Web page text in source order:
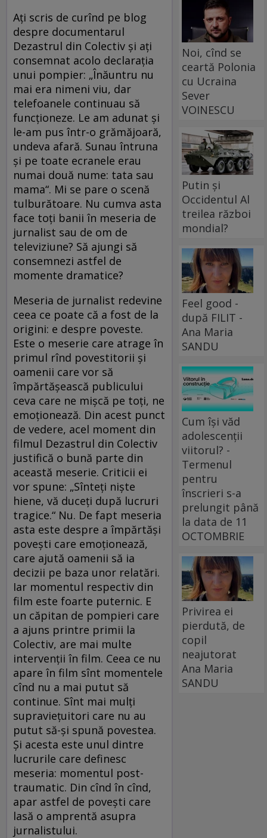
Ați scris de curînd pe blog
despre documentarul
Dezastrul din Colectiv și ați
consemnat acolo declarația
unui pompier: „Înăuntru nu
mai era nimeni viu, dar
telefoanele continuau să
funcţioneze. Le am adunat şi
le-am pus într-o grămăjoară,
undeva afară. Sunau întruna
şi pe toate ecranele erau
numai două nume: tata sau
mama“. Mi se pare o scenă
tulburătoare. Nu cumva asta
face toți banii în meseria de
jurnalist sau de om de
televiziune? Să ajungi să
consemnezi astfel de
momente dramatice?
Meseria de jurnalist redevine
ceea ce poate că a fost de la
origini: e despre poveste.
Este o meserie care atrage în
primul rînd povestitorii și
oamenii care vor să
împărtășească publicului
ceva care ne mișcă pe toți, ne
emoționează. Din acest punct
de vedere, acel moment din
filmul Dezastrul din Colectiv
justifică o bună parte din
această meserie. Criticii ei
vor spune: „Sînteți niște
hiene, vă duceți după lucruri
tragice.“ Nu. De fapt meseria
asta este despre a împărtăși
povești care emoționează,
care ajută oamenii să ia
decizii pe baza unor relatări.
Iar momentul respectiv din
film este foarte puternic. E
un căpitan de pompieri care
a ajuns printre primii la
Colectiv, are mai multe
intervenții în film. Ceea ce nu
apare în film sînt momentele
cînd nu a mai putut să
continue. Sînt mai mulți
supraviețuitori care nu au
putut să-și spună povestea.
Și acesta este unul dintre
lucrurile care definesc
meseria: momentul post-
traumatic. Din cînd în cînd,
apar astfel de povești care
lasă o amprentă asupra
jurnalistului.
Noi, cînd se
ceartă Polonia
cu Ucraina
Sever
VOINESCU
Putin și
Occidentul Al
treilea război
mondial?
Feel good -
după FILIT -
Ana Maria
SANDU
Cum își văd
adolescenții
viitorul? -
Termenul
pentru
înscrieri s-a
prelungit până
la data de 11
OCTOMBRIE
Privirea ei
pierdută, de
copil
neajutorat
Ana Maria
SANDU